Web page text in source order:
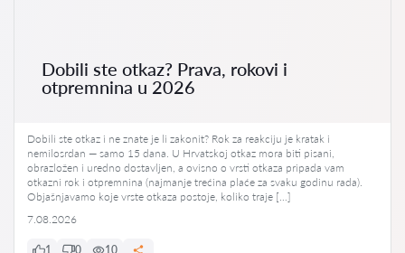
Dobili ste otkaz? Prava, rokovi i
otpremnina u 2026
Dobili ste otkaz i ne znate je li zakonit? Rok za reakciju je kratak i
nemilosrdan — samo 15 dana. U Hrvatskoj otkaz mora biti pisani,
obrazložen i uredno dostavljen, a ovisno o vrsti otkaza pripada vam
otkazni rok i otpremnina (najmanje trećina plaće za svaku godinu rada).
Objašnjavamo koje vrste otkaza postoje, koliko traje […]
7.08.2026
1 0 10